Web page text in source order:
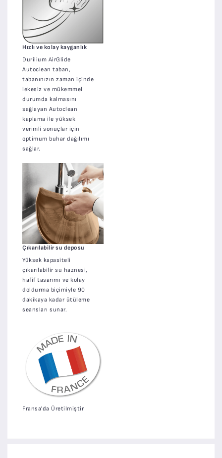
Hızlı ve kolay kayganlık
Durilium AirGlide
Autoclean taban,
tabanınızın zaman içinde
lekesiz ve mükemmel
durumda kalmasını
sağlayan Autoclean
kaplama ile yüksek
verimli sonuçlar için
optimum buhar dağılımı
sağlar.
Çıkarılabilir su deposu
Yüksek kapasiteli
çıkarılabilir su haznesi,
hafif tasarımı ve kolay
doldurma biçimiyle 90
dakikaya kadar ütüleme
seansları sunar.
Fransa'da Üretilmiştir